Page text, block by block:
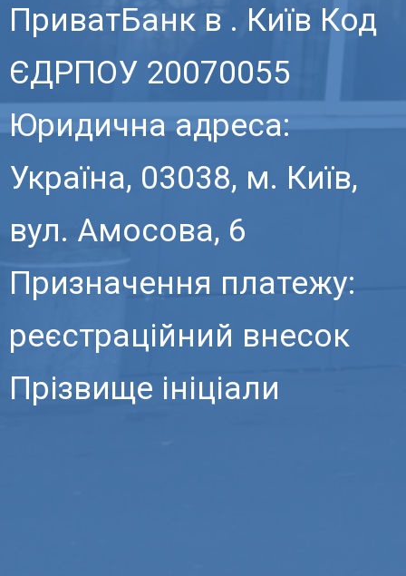
ПриватБанк в . Київ Код
ЄДРПОУ 20070055
Юридична адреса:
Україна, 03038, м. Київ,
вул. Амосова, 6
Призначення платежу:
реєстраційний внесок
Прізвище ініціали